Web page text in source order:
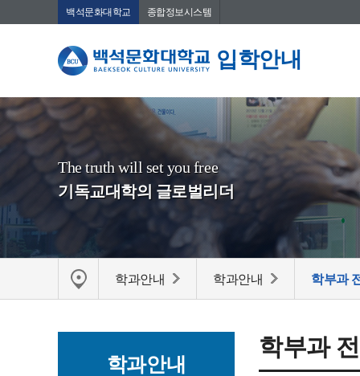
백석문화대학교 종합정보시스템
입학안내
The truth will set you free
기독교대학의 글로벌리더
학과안내 학과안내 학부과
학과안내
학부과